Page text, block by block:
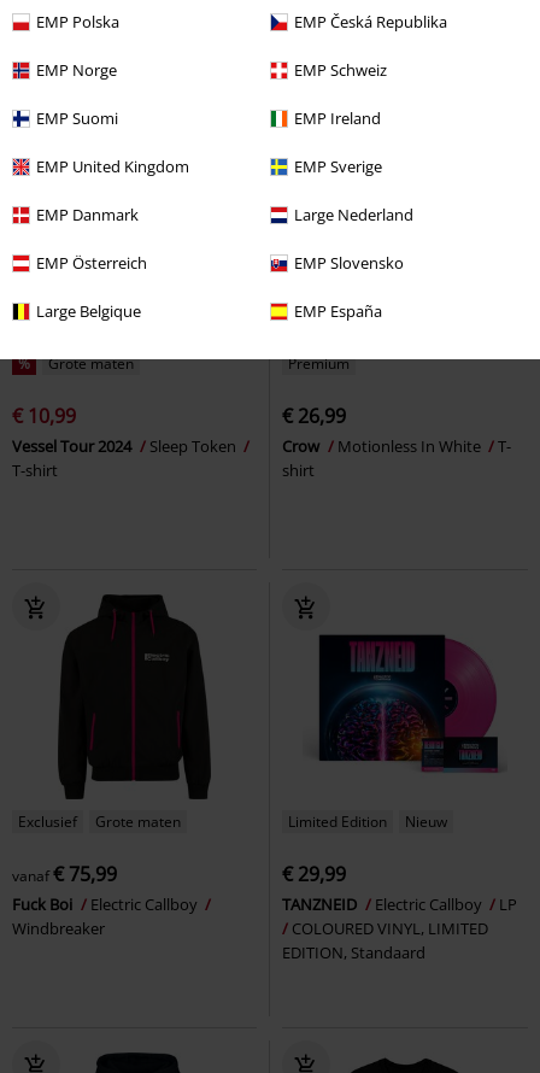
EMP Polska EMP Česká Republika
EMP Norge EMP Schweiz
EMP Suomi EMP Ireland
EMP United Kingdom EMP Sverige
EMP Danmark Large Nederland
EMP Österreich EMP Slovensko
Large Belgique EMP España
White T-shirt Oversize Sleep Token
% Grote maten
€ 10,99
Vessel Tour 2024
Sleep Token
T-shirt
Premium
€ 26,99
Crow Motionless In White
T-
shirt
Exclusief Grote maten
vanaf€ 75,99
Fuck Boi
Electric Callboy
Windbreaker
Limited Edition Nieuw
€ 29,99
TANZNEID Electric Callboy
LP
COLOURED VINYL, LIMITED
EDITION, Standaard